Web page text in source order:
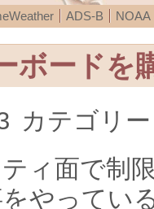
ADS-B NOAA
ボードを
カテゴリ
ィ面で制
やってい